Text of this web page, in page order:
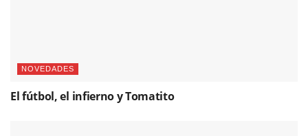
NOVEDADES
El fútbol, el infierno y Tomatito